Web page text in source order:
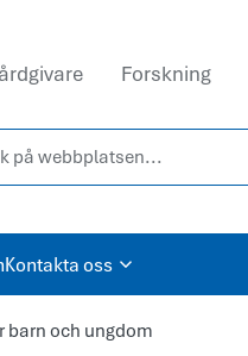
Forskning
på webbplatsen...
Kontakta oss
barn och ungdom